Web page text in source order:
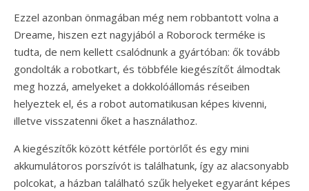
Ezzel azonban önmagában még nem robbantott volna a
Dreame, hiszen ezt nagyjából a Roborock terméke is
tudta, de nem kellett csalódnunk a gyártóban: ők tovább
gondolták a robotkart, és többféle kiegészítőt álmodtak
meg hozzá, amelyeket a dokkolóállomás réseiben
helyeztek el, és a robot automatikusan képes kivenni,
illetve visszatenni őket a használathoz.
A kiegészítők között kétféle portörlőt és egy mini
akkumulátoros porszívót is találhatunk, így az alacsonyabb
polcokat, a házban található szűk helyeket egyaránt képes